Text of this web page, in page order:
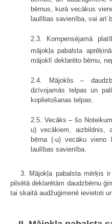
bērnus, kurā vecākus
laulības savienība, vai arī
2.3. Kompensējamā
mājokļa pabalsta
mājoklī deklarēto bērnu,
2.4. Mājoklis –
dzīvojamās telpas un
koplietošanas telpas.
2.5. Vecāks – šo
u) vecākiem, aizbildnis,
bērna (-u) vecāku vieno
laulības savienība.
3. Mājokļa pabalsta mērķis
pilsētā deklarētām daudzbērnu
tai skaitā audžuģimenē ievietoti